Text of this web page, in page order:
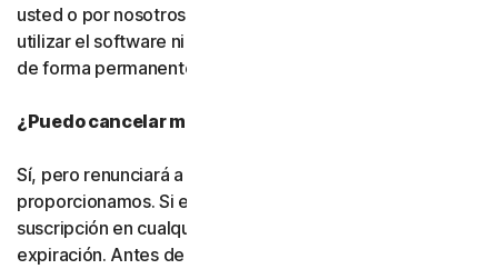
usted o por nosotros. Una vez finalizado, ya no podrá
utilizar el software ni los servicios y deberá eliminarlos
de forma permanente de sus dispositivos.
¿Puedo cancelar mi suscripción?
Sí, pero renunciará a toda la protección en línea que le
proporcionamos. Si está seguro, puede cancelar su
suscripción en cualquier momento antes de su fecha de
expiración. Antes de cancelarla, consulte nuestra